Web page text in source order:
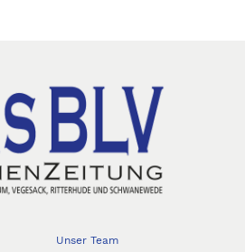
Unser Team